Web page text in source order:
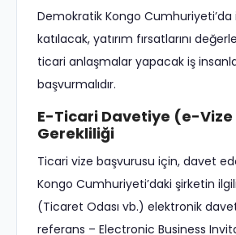
Demokratik Kongo Cumhuriyeti’da
katılacak, yatırım fırsatlarını
ticari anlaşmalar yapacak iş
başvurmalıdır.
E-Ticari Davetiye (e-
Gerekliliği
Ticari vize başvurusu için, davet
Kongo Cumhuriyeti’daki şirketin
(Ticaret Odası vb.) elektronik
referans – Electronic Business